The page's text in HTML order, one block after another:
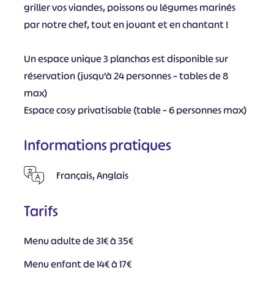
griller vos viandes, poissons ou légumes marinés
par notre chef, tout en jouant et en chantant !
Un espace unique 3 planchas est disponible sur
réservation (jusqu’à 24 personnes – tables de 8
max)
Espace cosy privatisable (table – 6 personnes max)
Informations pratiques
Français, Anglais
Tarifs
Menu adulte de 31€ à 35€
Menu enfant de 14€ à 17€